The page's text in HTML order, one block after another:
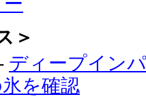
＞
ディープイン
を確認